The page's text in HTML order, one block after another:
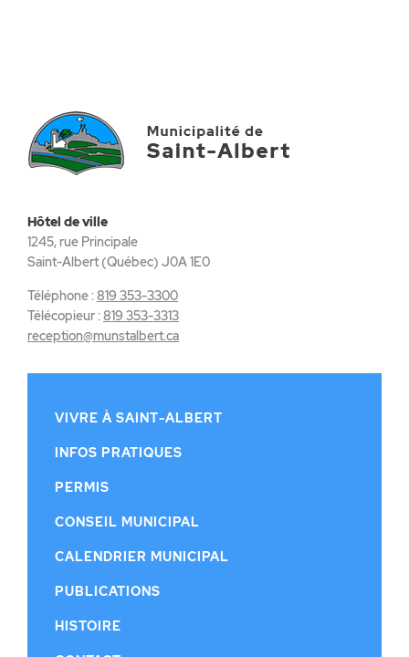
Hôtel de ville
1245, rue Principale
Saint-Albert (Québec) J0A 1E0
Téléphone :819 353-3300
Télécopieur :819 353-3313
reception@munstalbert.ca
VIVRE À SAINT-ALBERT
INFOS PRATIQUES
PERMIS
CONSEIL MUNICIPAL
CALENDRIER MUNICIPAL
PUBLICATIONS
HISTOIRE